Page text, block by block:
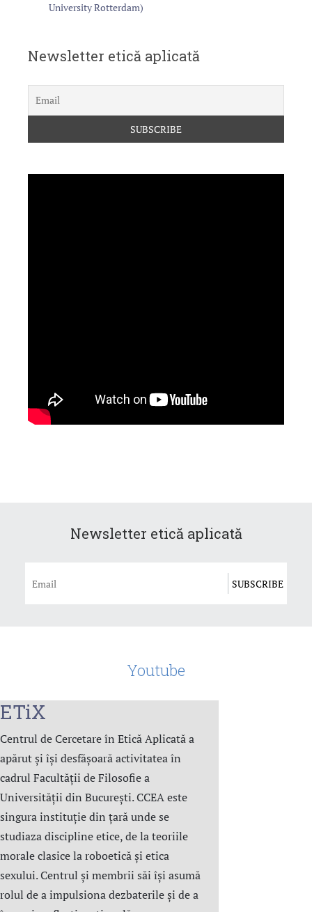
University Rotterdam)
Newsletter etică aplicată
Newsletter etică aplicată
Youtube
ETiX
Centrul de Cercetare în Etică Aplicată a
apărut și își desfășoară activitatea în
cadrul Facultății de Filosofie a
Universității din București. CCEA este
singura instituție din țară unde se
studiaza discipline etice, de la teoriile
morale clasice la roboetică și etica
sexului. Centrul şi membrii săi îşi asumă
rolul de a impulsiona dezbaterile și de a